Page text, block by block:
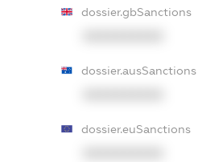
dossier.gbSanctions
dossier.ausSanctions
dossier.euSanctions